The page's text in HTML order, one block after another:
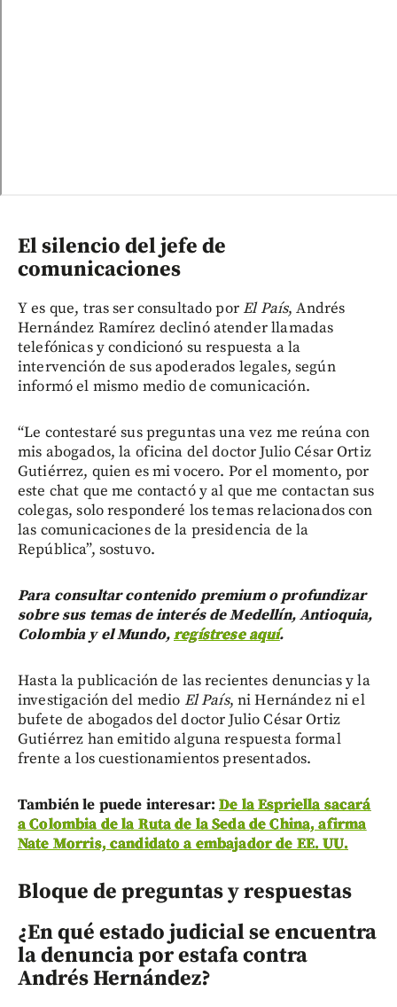
El silencio del jefe de
comunicaciones
Y es que, tras ser consultado porEl País, Andrés
Hernández Ramírez declinó atender llamadas
telefónicas y condicionó su respuesta a la
intervención de sus apoderados legales, según
informó el mismo medio de comunicación.
“Le contestaré sus preguntas una vez me reúna con
mis abogados, la oficina del doctor Julio César Ortiz
Gutiérrez, quien es mi vocero. Por el momento, por
este chat que me contactó y al que me contactan sus
colegas, solo responderé los temas relacionados con
las comunicaciones de la presidencia de la
República”, sostuvo.
Para consultar contenido premium o profundizar
sobre sus temas de interés de Medellín, Antioquia,
Colombia y el Mundo,regístrese aquí.
Hasta la publicación de las recientes denuncias y la
investigación del medio El País, ni Hernández ni el
bufete de abogados del doctor Julio César Ortiz
Gutiérrez han emitido alguna respuesta formal
frente a los cuestionamientos presentados.
También le puede interesar:De la Espriella sacará
a Colombia de la Ruta de la Seda de China, afirma
Nate Morris, candidato a embajador de EE. UU.
Bloque de preguntas y respuestas
¿En qué estado judicial se encuentra
la denuncia por estafa contra
Andrés Hernández?